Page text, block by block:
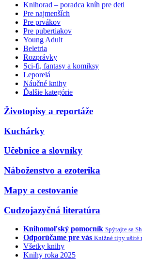
Knihorad – poradca kníh pre deti
Pre najmenších
Pre prvákov
Pre pubertiakov
Young Adult
Beletria
Rozprávky
Sci-fi, fantasy a komiksy
Leporelá
Náučné knihy
Ďalšie kategórie
Životopisy a reportáže
Kuchárky
Učebnice a slovníky
Náboženstvo a ezoterika
Mapy a cestovanie
Cudzojazyčná literatúra
Knihomoľský pomocník Spýtajte sa
Odporúčame pre vás Knižné tipy ušité
Všetky knihy
Knihy roka 2025